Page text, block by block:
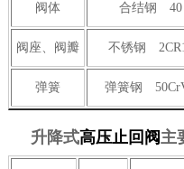
阀体 合结钢 40
阀座、阀瓣 不锈钢
弹簧 弹簧钢
升降式高压止回阀主